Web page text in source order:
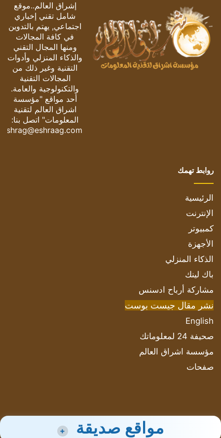
إشراق العالم..موقع
شامل تقني إخباري
اجتماعي, يهتم بالتدوين
في كافة المجالات
ومنها المجال التقني
والذكاء المنزلي وأدوات
التقنية وغير ذلك من
المجالات التقنية
والتكنولوجية والعامة.
أحد مواقع "مؤسسة
اشراق العالم لتقنية
المعلومات" اتصل بنا:
eshrag@eshraag.com
روابط تهمك
الرئيسية
الإنترنت
كمبيوتر
الأجهزة
الذكاء المنزلي
باك لينك
مشاركة أرباح ادسنس
نشر مقال جيست بوست
English
صحيفة 24 لمعلوماتك
مؤسسة اشراق العالم
صفحات
مواقع صديقة +